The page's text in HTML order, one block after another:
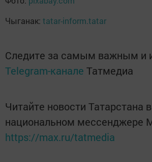
Чыганак: tatar-inform.tatar
Следите за самым важным и
Telegram-канале Татмедиа
Читайте новости Татарстана в
национальном мессенджере
https://max.ru/tatmedia